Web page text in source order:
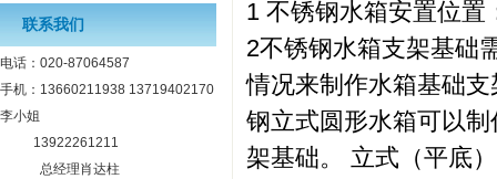
1 不锈钢水箱安置位
2不锈钢水箱支架基础
情况来制作水箱基础
钢立式圆形水箱可以
架基础。 立式（平底
联系我们
电话：020-87064587
手机：13660211938 13719402170
李小姐
13922261211
总经理肖达柱